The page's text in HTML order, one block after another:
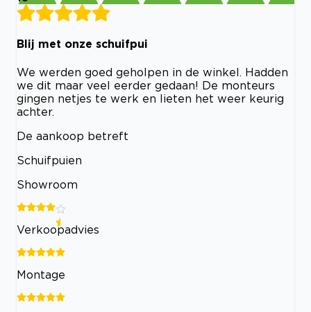
Blij met onze schuifpui
We werden goed geholpen in de winkel. Hadden
we dit maar veel eerder gedaan! De monteurs
gingen netjes te werk en lieten het weer keurig
achter.
De aankoop betreft
Schuifpuien
Showroom
Verkoopadvies
Montage